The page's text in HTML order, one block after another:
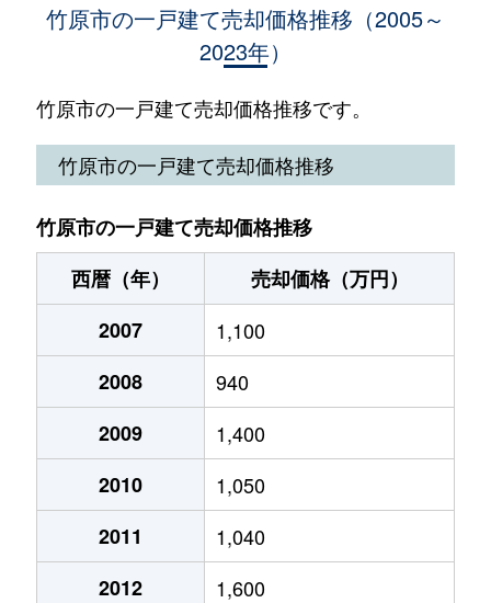
450万円 忠海
東野町
55万円 竹原
港町
1,800万円 竹原
竹原市の一戸建て売却価格推移（2005～
2023年）
竹原市の一戸建て売却価格推移です。
竹原市の一戸建て売却価格推移
竹原市の一戸建て売却価格推移
西暦（年）
売却価格（万円）
2007
1,100
2008
940
2009
1,400
2010
1,050
2011
1,040
2012
1,600